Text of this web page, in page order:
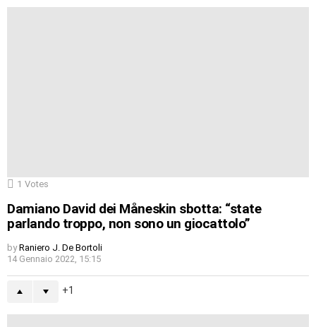
1 Votes
Damiano David dei Måneskin sbotta: “state
parlando troppo, non sono un giocattolo”
by Raniero J. De Bortoli
14 Gennaio 2022, 15:15
1